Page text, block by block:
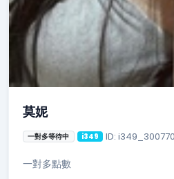
莫妮
一對多等待中 i349 ID: i349_300770
一對多點數